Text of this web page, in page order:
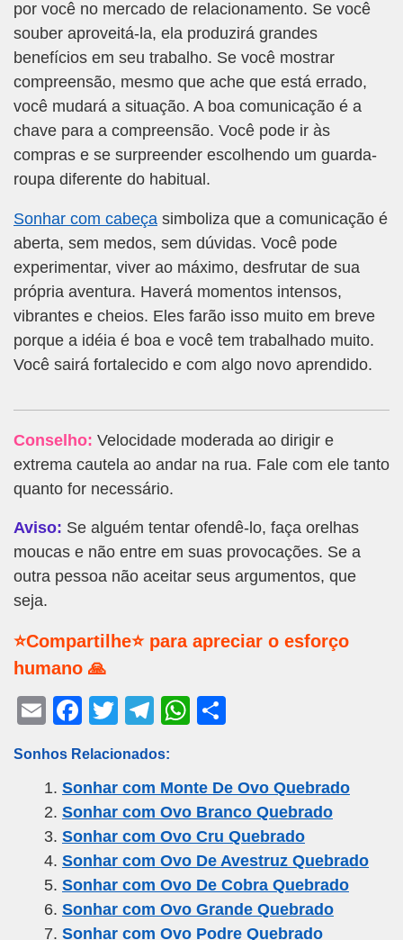
por você no mercado de relacionamento. Se você
souber aproveitá-la, ela produzirá grandes
benefícios em seu trabalho. Se você mostrar
compreensão, mesmo que ache que está errado,
você mudará a situação. A boa comunicação é a
chave para a compreensão. Você pode ir às
compras e se surpreender escolhendo um guarda-
roupa diferente do habitual.
Sonhar com cabeça simboliza que a comunicação é
aberta, sem medos, sem dúvidas. Você pode
experimentar, viver ao máximo, desfrutar de sua
própria aventura. Haverá momentos intensos,
vibrantes e cheios. Eles farão isso muito em breve
porque a idéia é boa e você tem trabalhado muito.
Você sairá fortalecido e com algo novo aprendido.
Conselho: Velocidade moderada ao dirigir e
extrema cautela ao andar na rua. Fale com ele tanto
quanto for necessário.
Aviso: Se alguém tentar ofendê-lo, faça orelhas
moucas e não entre em suas provocações. Se a
outra pessoa não aceitar seus argumentos, que
seja.
⭐Compartilhe⭐ para apreciar o esforço
humano 🙏
E
ail
F
c
e
b
o
o
k
T
tt
er
T
e
gr
a
m
W
s
A
p
p
e
Sonhos Relacionados:
Sonhar com Monte De Ovo Quebrado
Sonhar com Ovo Branco Quebrado
Sonhar com Ovo Cru Quebrado
Sonhar com Ovo De Avestruz Quebrado
Sonhar com Ovo De Cobra Quebrado
Sonhar com Ovo Grande Quebrado
Sonhar com Ovo Podre Quebrado